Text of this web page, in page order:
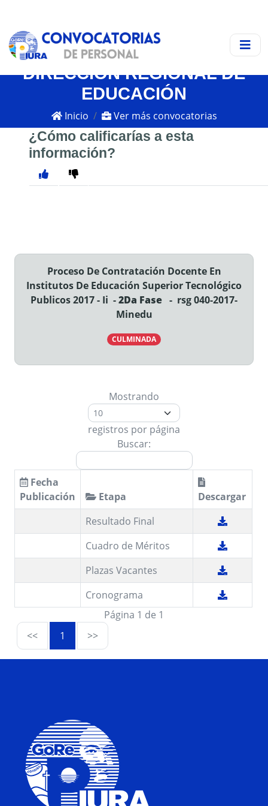
DIRECCIÓN REGIONAL DE
EDUCACIÓN
Inicio Ver más convocatorias
¿Cómo calificarías a esta
información?
Proceso De Contratación Docente En
Institutos De Educación Superior Tecnológico
Publicos 2017 - Ii -2Da Fase - rsg 040-2017-
Minedu
CULMINADA
Mostrando
registros por página
Buscar:
Fecha
Publicación
Etapa
Descargar
Resultado Final
Cuadro de Méritos
Plazas Vacantes
Cronograma
Página 1 de 1
<<
1 >>